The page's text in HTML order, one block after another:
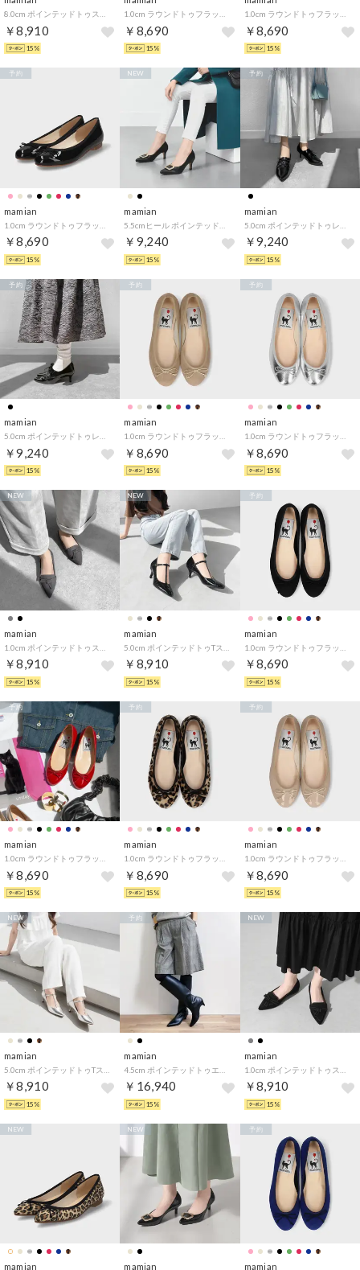
￥8,910
15%
￥8,690
15%
￥8,690
15%
mamian
￥8,690
予約
15%
mamian
￥9,240
NEW
15%
mamian
￥9,240
予約
15%
mamian
￥9,240
予約
15%
mamian
￥8,690
予約
15%
mamian
￥8,690
予約
15%
mamian
￥8,910
NEW
15%
mamian
￥8,910
NEW
15%
mamian
￥8,690
予約
15%
mamian
￥8,690
予約
15%
mamian
￥8,690
予約
15%
mamian
￥8,690
予約
15%
mamian
￥8,910
NEW
15%
mamian
￥16,940
予約
15%
mamian
￥8,910
NEW
15%
mamian
NEW
mamian
NEW
mamian
予約